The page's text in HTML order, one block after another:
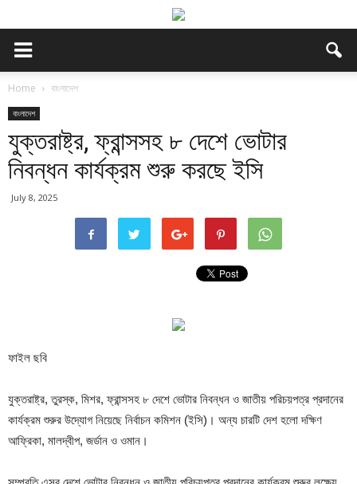
Home বাংলাদেশ
বাংলাদেশ
যুক্তরাষ্ট্র, ফ্রান্সসহ ৮ দেশে ভোটার
নিবন্ধন কার্যক্রম শুরু করছে ইসি
July 8, 2025
ফাইল ছবি
যুক্তরাষ্ট্র, তুরস্ক, মিশর, ফ্রান্সসহ ৮ দেশে ভোটার নিবন্ধন ও জাতীয় পরিচয়পত্র প্রদানের
কার্যক্রম শুরুর উদ্যোগ নিয়েছে নির্বাচন কমিশন (ইসি)। অন্য চারটি দেশ হলো দক্ষিণ
আফ্রিকা, মালদ্বীপ, জর্ডান ও ওমান।